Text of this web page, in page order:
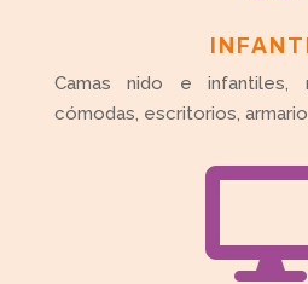
Camas nido e infantiles,
cómodas, escritorios,